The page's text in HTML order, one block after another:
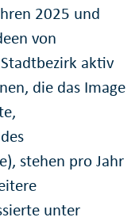
2025 und
von
aktiv
die das Image
stehen pro Jahr
unter